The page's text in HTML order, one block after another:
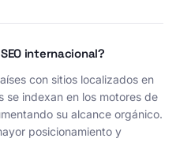
internacional?
con sitios localizados en
se indexan en los motores de
su alcance orgánico.
posicionamiento y